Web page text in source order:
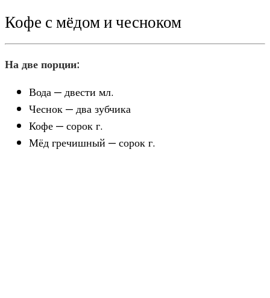
Кофе с мёдом и чесноком
На две порции:
Вода — двести мл.
Чеснок — два зубчика
Кофе — сорок г.
Мёд гречишный — сорок г.